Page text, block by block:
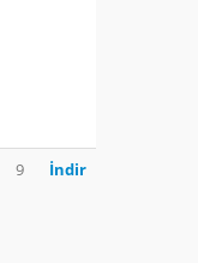
9 İndir